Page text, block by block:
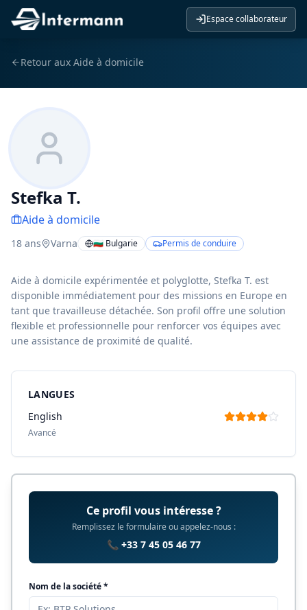
Espace collaborateur
Retour aux Aide à domicile
Stefka T.
Aide à domicile
18 ans Varna 🇧🇬 Bulgarie Permis de conduire
Aide à domicile expérimentée et polyglotte, Stefka T. est
disponible immédiatement pour des missions en Europe en
tant que travailleuse détachée. Son profil offre une solution
flexible et professionnelle pour renforcer vos équipes avec
une assistance de proximité de qualité.
LANGUES
English
Avancé
Ce profil vous intéresse ?
Remplissez le formulaire ou appelez-nous :
📞 +33 7 45 05 46 77
Nom de la société *